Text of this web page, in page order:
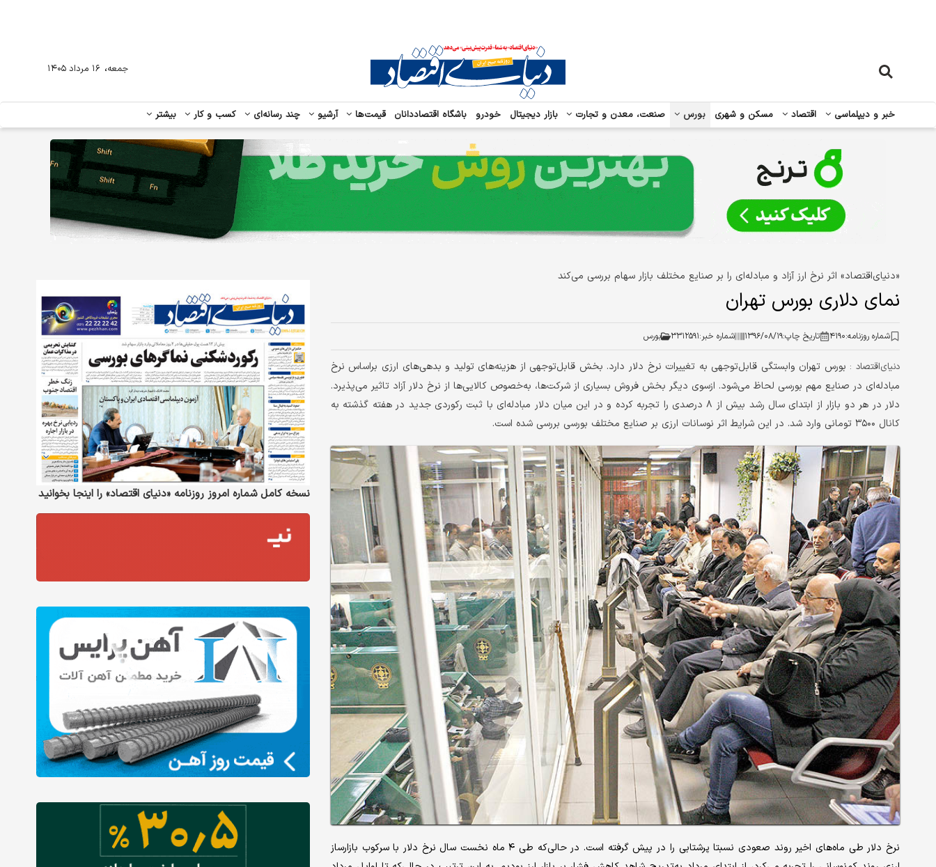
خبر و دیپلماسی اقتصاد مسکن و شهری بورس صنعت، معدن و تجارت بازار دیجیتال خودرو باشگاه اقتصاددانان قیمت‌ها آرشیو چند رسانه‌ای کسب و کار بیشتر
جمعه، ۱۶ مرداد ۱۴۰۵
«دنیای‌اقتصاد» اثر نرخ ارز آزاد و مبادله‌ای را بر صنایع مختلف بازار سهام بررسی می‌کند
نمای دلا‌ری بورس تهران
شماره روزنامه:۴۱۹۰ تاریخ چاپ:۱۳۹۶/۰۸/۱۹ شماره خبر:۳۳۱۲۵۹۱ بورس
دنیای‌اقتصاد : بورس تهران وابستگی قابل‌توجهی به تغییرات نرخ دلار دارد. بخش قابل‌توجهی از هزینه‌های تولید و بدهی‌های ارزی براساس نرخ
مبادله‌ای در صنایع مهم بورسی لحاظ می‌شود. ازسوی دیگر بخش فروش بسیاری از شرکت‌ها، به‌خصوص کالایی‌ها از نرخ دلار آزاد تاثیر می‌پذیرد.
دلار در هر دو بازار از ابتدای سال رشد بیش از ۸ درصدی را تجربه کرده و در این میان دلار مبادله‌ای با ثبت رکوردی جدید در هفته گذشته به
کانال ۳۵۰۰ تومانی وارد شد. در این شرایط اثر نوسانات ارزی بر صنایع مختلف بورسی بررسی شده است.
نرخ دلار طی ماه‌های اخیر روند صعودی نسبتا پرشتابی را در پیش گرفته است. در حالی‌که طی ۴ ماه نخست سال نرخ دلار با سرکوب بازارساز
نسخه کامل شماره امروز روزنامه «دنیای‌ اقتصاد» را اینجا بخوانید